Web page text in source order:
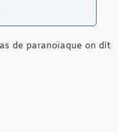
de paranoïaque on dit